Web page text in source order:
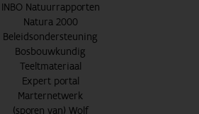
INBO Natuurrapporten
Natura 2000
Beleidsondersteuning
Bosbouwkundig
Teeltmateriaal
Expert portal
Marternetwerk
(sporen van) Wolf